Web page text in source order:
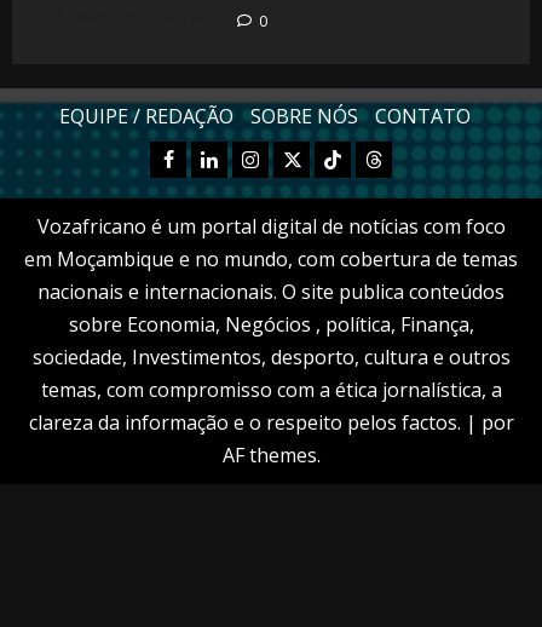
0
EQUIPE / REDAÇÃO SOBRE NÓS CONTATO
Facebook
LinkednInstagram
X TikTokThreads
Vozafricano é um portal digital de notícias com foco
em Moçambique e no mundo, com cobertura de temas
nacionais e internacionais. O site publica conteúdos
sobre Economia, Negócios , política, Finança,
sociedade, Investimentos, desporto, cultura e outros
temas, com compromisso com a ética jornalística, a
clareza da informação e o respeito pelos factos. | por
AF themes.